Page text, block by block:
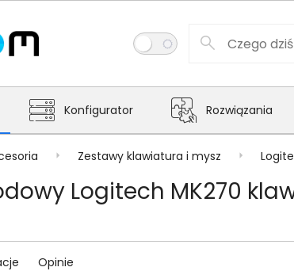
Konfigurator Rozwiązania
Zestawy klawiatura i mysz
Logitech MK270
Opinie